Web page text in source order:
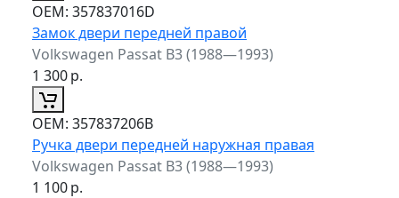
ОЕМ: 357837016D
Замок двери передней правой
Volkswagen Passat B3 (1988—1993)
1 300р.
ОЕМ: 357837206B
Ручка двери передней наружная правая
Volkswagen Passat B3 (1988—1993)
1 100р.